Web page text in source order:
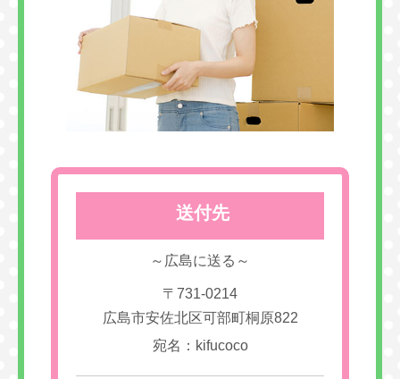
送付先
～広島に送る～
〒731-0214
広島市安佐北区可部町桐原822
宛名：kifucoco